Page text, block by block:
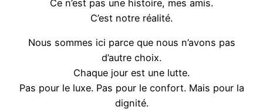
Ce n’est pas une histoire, mes amis.
C’est notre réalité.
Nous sommes ici parce que nous n’avons pas
d’autre choix.
Chaque jour est une lutte.
Pas pour le luxe. Pas pour le confort. Mais pour la
dignité.